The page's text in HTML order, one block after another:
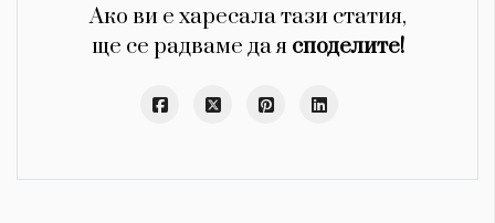
Ако ви е харесала тази статия,
ще се радваме да я споделите!